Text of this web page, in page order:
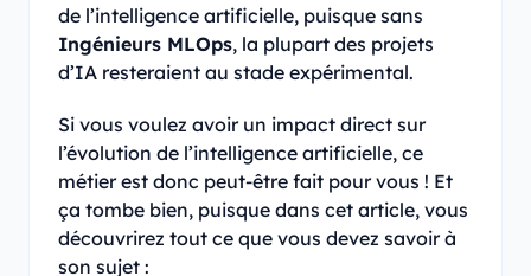
de l’intelligence artificielle, puisque sans
Ingénieurs MLOps, la plupart des projets
d’IA resteraient au stade expérimental.
Si vous voulez avoir un impact direct sur
l’évolution de l’intelligence artificielle, ce
métier est donc peut-être fait pour vous ! Et
ça tombe bien, puisque dans cet article, vous
découvrirez tout ce que vous devez savoir à
son sujet :